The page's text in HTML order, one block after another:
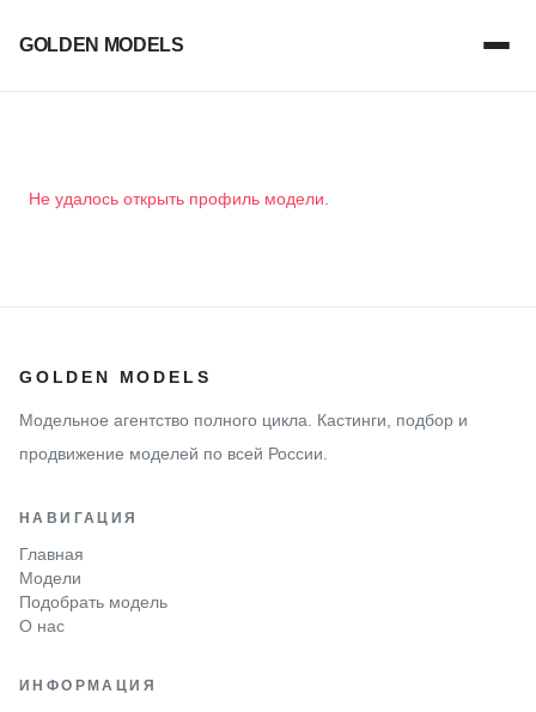
GOLDEN MODELS
Не удалось открыть профиль модели.
GOLDEN MODELS
Модельное агентство полного цикла. Кастинги, подбор и
продвижение моделей по всей России.
НАВИГАЦИЯ
Главная
Модели
Подобрать модель
О нас
ИНФОРМАЦИЯ